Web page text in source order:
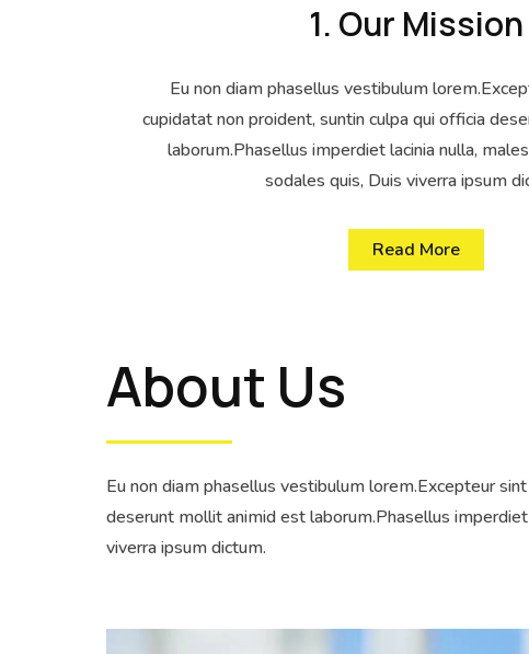
1. Our Mission
Eu non diam phasellus vestibulum
cupidatat non proident, suntin culpa qui officia
laborum.Phasellus imperdiet lacinia nulla,
sodales quis, Duis viverra ipsum
Read More
About Us
Eu non diam phasellus vestibulum lorem.Excepteur
deserunt mollit animid est laborum.Phasellus
viverra ipsum dictum.